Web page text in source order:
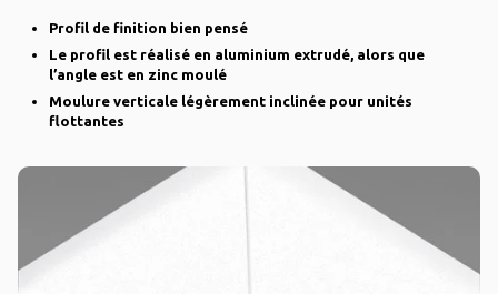
Profil de finition bien pensé
Le profil est réalisé en aluminium extrudé, alors que
l’angle est en zinc moulé
Moulure verticale légèrement inclinée pour unités
flottantes